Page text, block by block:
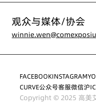
观众与媒体/协会
FACEBOOKINSTAGRAM
CURVE公众号客服微信沪
Copyright © 2025 高美